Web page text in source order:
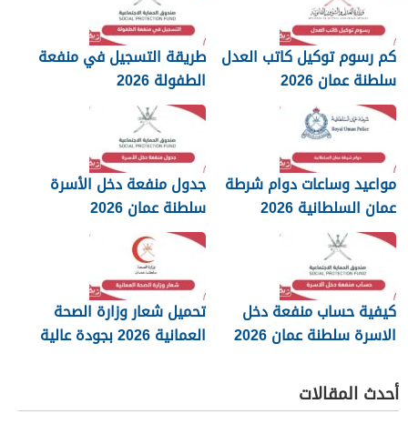
كم رسوم توكيل كاتب العدل
سلطنة عمان 2026
طريقة التسجيل في منفعة
الطفولة 2026
مواعيد وساعات دوام شرطة
عمان السلطانية 2026
جدول منفعة دخل الأسرة
سلطنة عمان 2026
كيفية حساب منفعة دخل
الاسرة سلطنة عمان 2026
تحميل شعار وزارة الصحة
العمانية 2026 بجودة عالية
أحدث المقالات